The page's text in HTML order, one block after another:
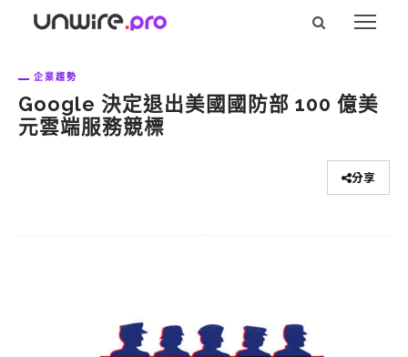
企業趨勢
Google 決定退出美國國防部 100 億美
元雲端服務競標
分享